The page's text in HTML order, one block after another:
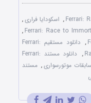
Ferrari:
, اسکودایا فراری ,
,
,
دانلود مستقیم Ferrari:
,
دانلود مستند Ferrari:
موتورسواری , مستند